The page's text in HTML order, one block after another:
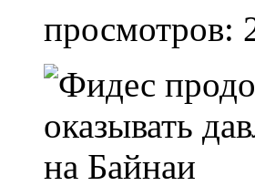
просмотров: